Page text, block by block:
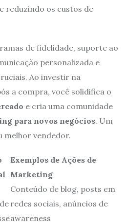
reduzindo os custos de
de fidelidade, suporte ao
personalizada e
Ao investir na
a compra, você solidifica o
e cria uma comunidade
para novos negócios. Um
melhor vendedor.
Exemplos de Ações de
Marketing
Conteúdo de blog, posts em
redes sociais, anúncios de
awareness